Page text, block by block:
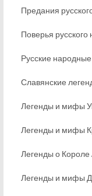
Предания
Поверья
Русские
Славянские
Легенды и мифы
Легенды и мифы
Легенды о Короле
Легенды и мифы